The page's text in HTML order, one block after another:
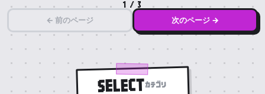
← 前のページ
1 / 3
次のページ →
SELECTカテゴリ